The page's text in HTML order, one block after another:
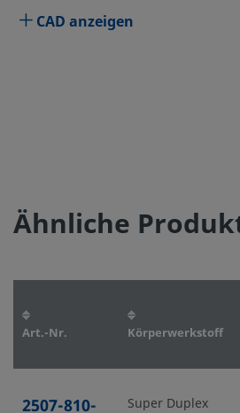
CAD anzeigen
Ähnliche
Art.-Nr. Körperwerkstoff
2507-810-
Super Duplex